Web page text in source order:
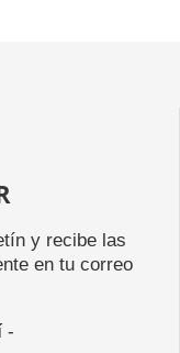
y recibe las
en tu correo
-